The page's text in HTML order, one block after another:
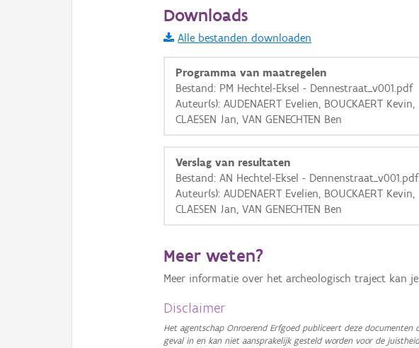
Informatie Vlaanderen
i
+ −
Basis Lagen
Ortho
GRB-Basiskaart in grijswaarden
Downloads
Alle bestanden downloaden
Programma van maatregelen
Bestand: PM Hechtel-Eksel - Dennestraat_v001.pdf
Auteur(s): AUDENAERT Evelien, BOUCKAERT Kevin,
CLAESEN Jan, VAN GENECHTEN Ben
Verslag van resultaten
Bestand: AN Hechtel-Eksel - Dennenstraat_v001.pdf
Auteur(s): AUDENAERT Evelien, BOUCKAERT Kevin,
CLAESEN Jan, VAN GENECHTEN Ben
Meer weten?
Meer informatie over het archeologisch traject kan
Disclaimer
Het agentschap Onroerend Erfgoed publiceert deze
geval in en kan niet aansprakelijk gesteld worden voor de